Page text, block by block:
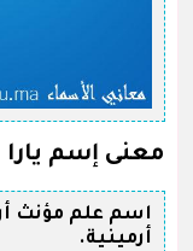
معنى إسم يارا
اسم علم مؤنث
أرمينية.